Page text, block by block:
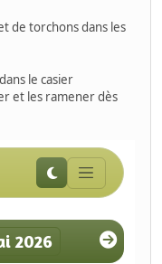
de torchons dans les
le casier
et les ramener dès